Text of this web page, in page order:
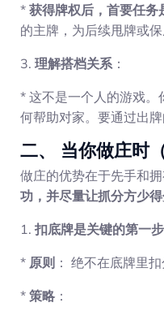
* 获得牌权后，首要任务
的主牌，为后续甩牌或保
3. 理解搭档关系：
* 这不是一个人的游戏。
何帮助对家。要通过出牌
二、 当你做庄时
做庄的优势在于先手和
功，并尽量让抓分方少得
1. 扣底牌是关键的第一步
* 原则 ： 绝不在底牌里
* 策略 ：